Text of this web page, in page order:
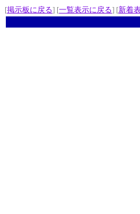
[掲示板に戻る] [一覧表示に戻る] [新着